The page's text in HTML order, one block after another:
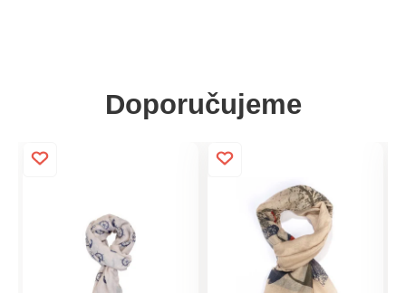
Doporučujeme